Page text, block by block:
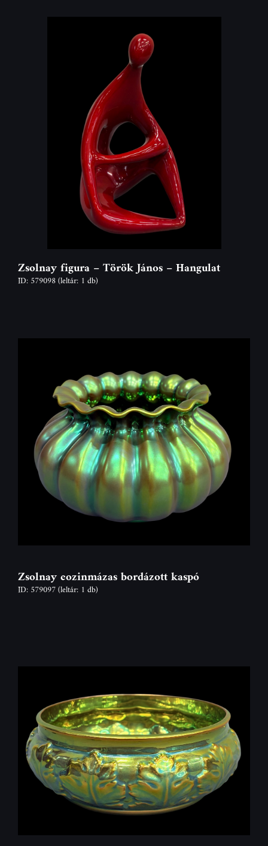
Zsolnay figura – Török János – Hangulat
ID: 579098(leltár: 1 db)
Zsolnay eozinmázas bordázott kaspó
ID: 579097(leltár: 1 db)